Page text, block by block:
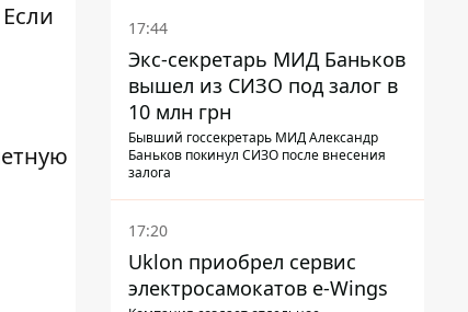
Если
17:44
Экс-секретарь МИД Баньков
вышел из СИЗО под залог в
10 млн грн
Бывший госсекретарь МИД Александр
Баньков покинул СИЗО после внесения
залога
17:20
Uklon приобрел сервис
электросамокатов e-Wings